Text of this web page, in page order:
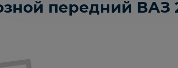
передний ВАЗ